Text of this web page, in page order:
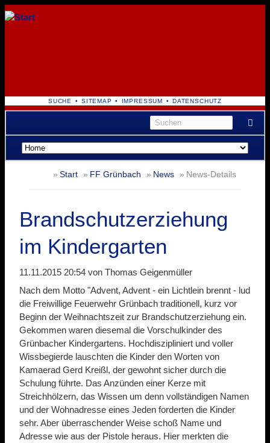
NAVIGATION
ÜBERSPRINGEN
SUCHE SITEMAP IMPRESSUM DATENSCHUTZ
Navigation
überspringen
Start FF Grünbach News News-Details
Brandschutzerziehung
im Kindergarten
11.11.2015 20:54 von Thomas Geigenmüller
Nach dem Motto "Advent, Advent - ein Lichtlein brennt - lud
die Freiwillige Feuerwehr Grünbach traditionell, kurz vor
Beginn der Weihnachtszeit zur Brandschutzerziehung ein.
Gekommen waren diesemal die Vorschulkinder des
Grünbacher Kindergartens. Hochdiszipliniert und voller
Wissbegierde lauschten die Kinder den Worten von
Kamaerad Gerd Kreißl, der gewohnt sicher durch die
Schulung führte. Das Anzünden einer Kerze mit
Streichhölzern, das Wissen um denn vollständigen Namen
und der Wohnadresse eines Jeden forderten die Kinder
sehr. Aber überraschender Weise schoß Name und
Adresse wie aus der Pistole heraus. Hier merkten die